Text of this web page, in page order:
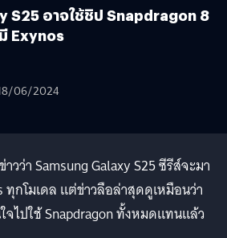
S25 อาจใช้ชิป Snapdragon 8
Exynos
06/2024
วว่า Samsung Galaxy S25 ซีรีส์จะมา
กโมเดล แต่ข่าวลือล่าสุดดูเหมือนว่า
จไปใช้ Snapdragon ทั้งหมดแทนแล้ว